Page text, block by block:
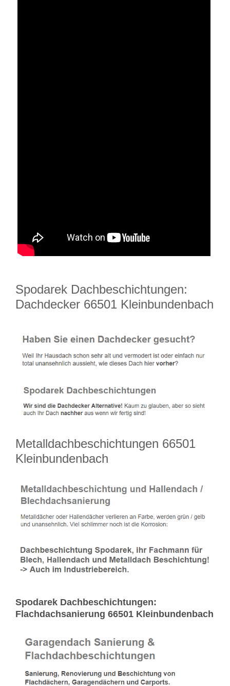
Spodarek Dachbeschichtungen:
Dachdecker 66501 Kleinbundenbach
Metalldachbeschichtungen 66501
Kleinbundenbach
Spodarek Dachbeschichtungen:
Flachdachsanierung 66501 Kleinbundenbach